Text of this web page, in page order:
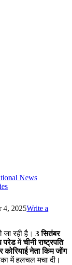
News
4, 2025Write a
जा रही है। 3 सितंबर
परेडमेंचीनी राष्ट्रपति
कोरियाई नेता किम जोंग
में हलचल मचा दी।